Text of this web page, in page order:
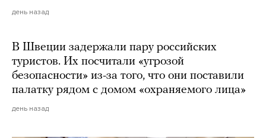
день назад
В Швеции задержали пару российских
туристов. Их посчитали «угрозой
безопасности» из-за того, что они поставили
палатку рядом с домом «охраняемого лица»
день назад